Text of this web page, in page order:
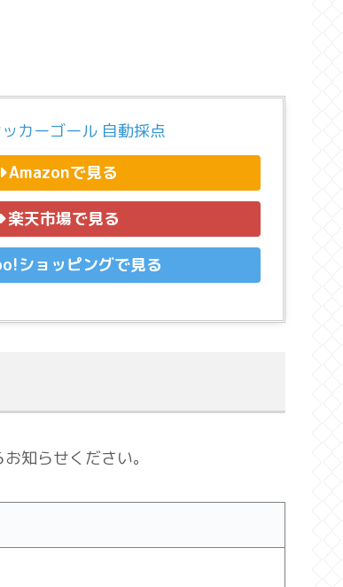
カーゴール 自動採点
Amazonで見る
楽天市場で見る
ショッピングで見る
お知らせください。